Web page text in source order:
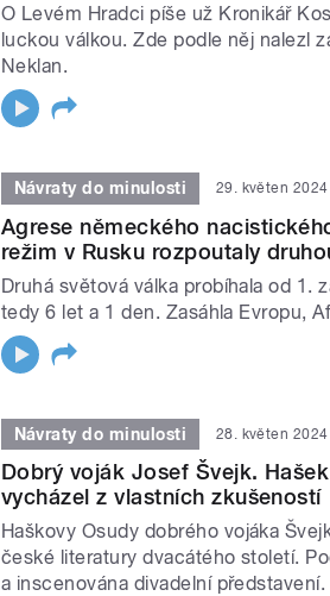
O Levém Hradci píše už Kronikář
luckou válkou. Zde podle něj nalezl
Neklan.
Návraty do minulosti 29. květen 2024
Agrese německého
režim v Rusku rozpoutaly
Druhá světová válka probíhala od 1.
tedy 6 let a 1 den. Zasáhla Evropu,
Návraty do minulosti 28. květen 2024
Dobrý voják Josef Švejk.
vycházel z vlastních zkušeností
Haškovy Osudy dobrého vojáka
české literatury dvacátého století.
a inscenována divadelní představení.